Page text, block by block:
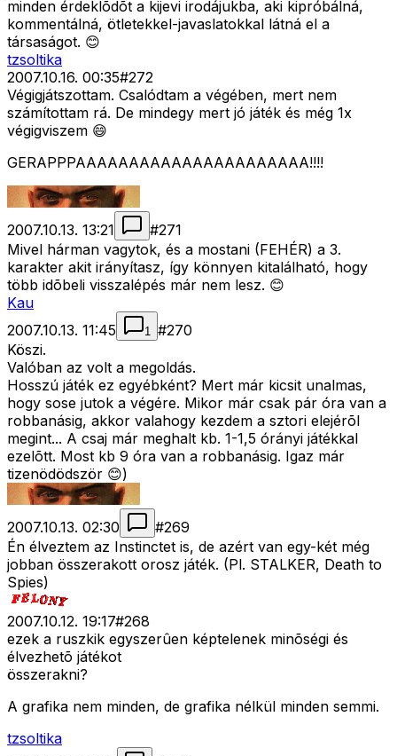
minden érdeklõdõt a kijevi irodájukba, aki kipróbálná,
kommentálná, ötletekkel-javaslatokkal látná el a
társaságot. 😊
tzsoltika
2007.10.16. 00:35#272
Végigjátszottam. Csalódtam a végében, mert nem
számítottam rá. De mindegy mert jó játék és még 1x
végigviszem 😄
GERAPPPAAAAAAAAAAAAAAAAAAAAAA!!!!
2007.10.13. 13:21 #271
Mivel hárman vagytok, és a mostani (FEHÉR) a 3.
karakter akit irányítasz, így könnyen kitalálható, hogy
több idõbeli visszalépés már nem lesz. 😊
Kau
2007.10.13. 11:45
1 #270
Köszi.
Valóban az volt a megoldás.
Hosszú játék ez egyébként? Mert már kicsit unalmas,
hogy sose jutok a végére. Mikor már csak pár óra van a
robbanásig, akkor valahogy kezdem a sztori elejérõl
megint... A csaj már meghalt kb. 1-1,5 órányi játékkal
ezelõtt. Most kb 9 óra van a robbanásig. Igaz már
tizenödödször 😊)
2007.10.13. 02:30 #269
Én élveztem az Instinctet is, de azért van egy-két még
jobban összerakott orosz játék. (Pl. STALKER, Death to
Spies)
2007.10.12. 19:17#268
ezek a ruszkik egyszerûen képtelenek minõségi és
élvezhetõ játékot
összerakni?
A grafika nem minden, de grafika nélkül minden semmi.
tzsoltika